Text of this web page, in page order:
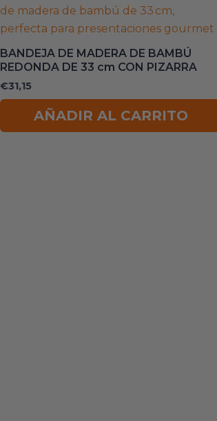
BANDEJA DE MADERA DE BAMBÚ
REDONDA DE 33 cm CON PIZARRA
€31,15
AÑADIR AL CARRITO